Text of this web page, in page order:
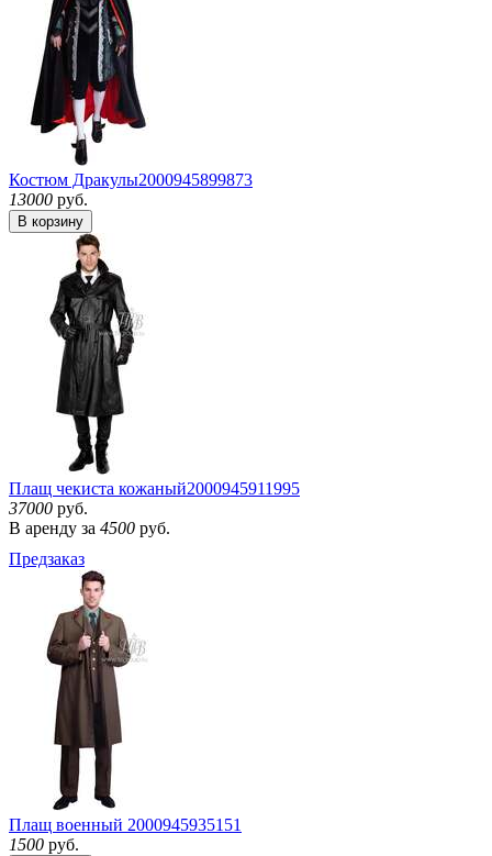
Костюм Дракулы2000945899873
13000 руб.
В корзину
Плащ чекиста кожаный2000945911995
37000 руб.
В аренду за 4500 руб.
Предзаказ
Плащ военный 2000945935151
1500 руб.